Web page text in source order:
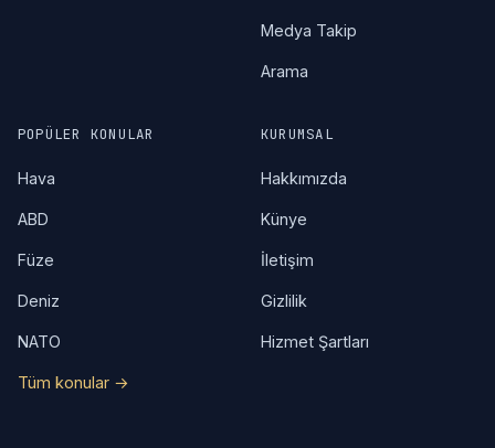
Medya Takip
Arama
POPÜLER KONULAR
Hava
ABD
Füze
Deniz
NATO
Tüm konular →
KURUMSAL
Hakkımızda
Künye
İletişim
Gizlilik
Hizmet Şartları